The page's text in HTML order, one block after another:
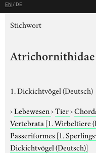
EN / DE
Stichwort
Atrichornithidae
1. Dickichtvögel (Deutsch)
›Lebewesen›Tier›
Vertebrata [1. Wirbeltiere
Passeriformes [1.
Dickichtvögel (Deutsch)]